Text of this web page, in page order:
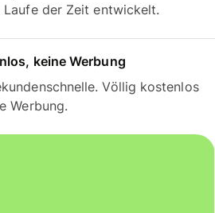
Laufe der Zeit entwickelt.
keine Werbung
Völlig kostenlos
Werbung.